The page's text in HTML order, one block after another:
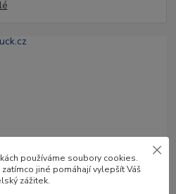
používáme soubory cookies.
jiné pomáhají vylepšít Váš
zážitek.